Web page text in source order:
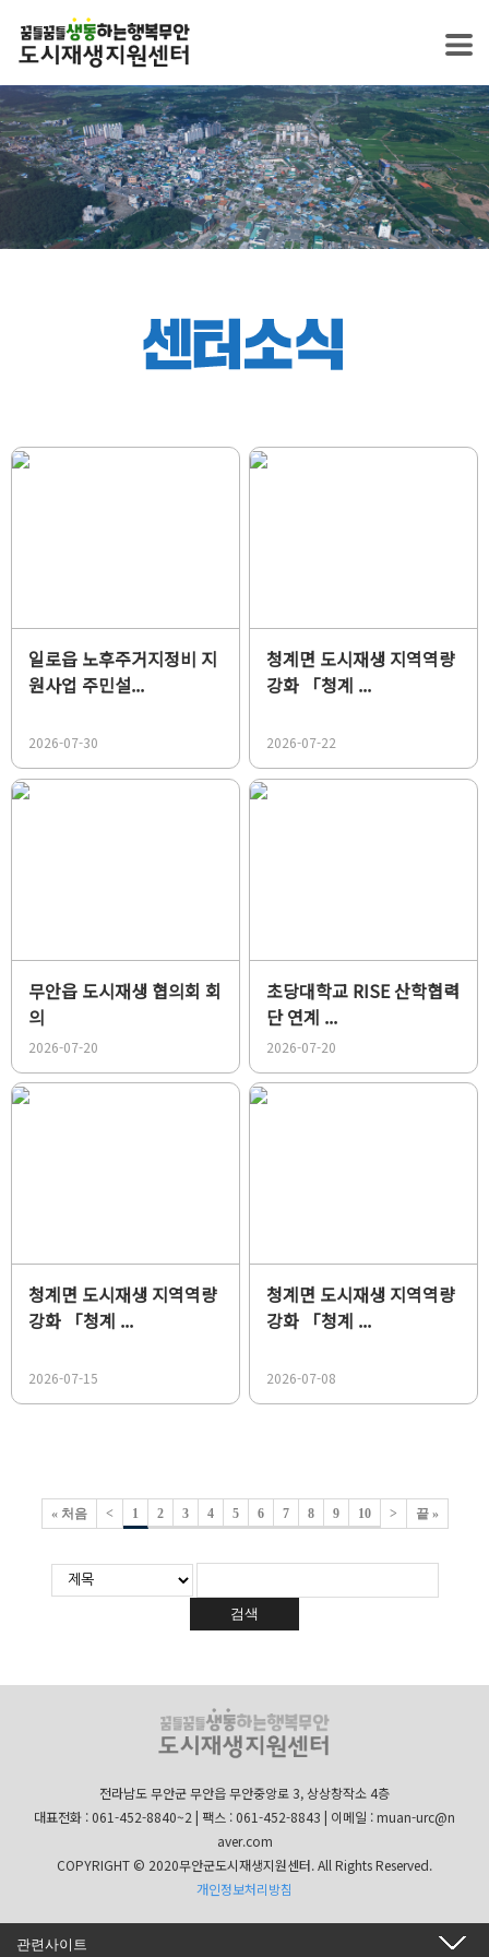
일로읍 노후주거지정비 지
원사업 주민설...
2026-07-30
청계면 도시재생 지역역량
강화 「청계 ...
2026-07-22
무안읍 도시재생 협의회 회
의
2026-07-20
초당대학교 RISE 산학협력
단 연계 ...
2026-07-20
청계면 도시재생 지역역량
강화 「청계 ...
2026-07-15
청계면 도시재생 지역역량
강화 「청계 ...
2026-07-08
« 처음 < 1 2 3 4 5 6 7 8 9 10 > 끝 »
검색
전라남도 무안군 무안읍 무안중앙로 3, 상상창작소 4층
대표전화 : 061-452-8840~2 | 팩스 : 061-452-8843 | 이메일 : muan-urc@n
aver.com
COPYRIGHT © 2020무안군도시재생지원센터. All Rights Reserved.
개인정보처리방침
관련사이트